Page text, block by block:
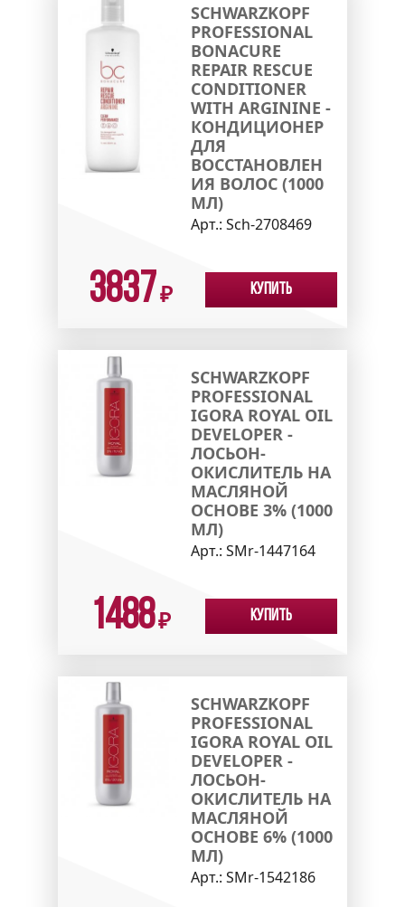
SCHWARZKOPF
PROFESSIONAL
BONACURE
REPAIR RESCUE
CONDITIONER
WITH ARGININE -
КОНДИЦИОНЕР
ДЛЯ
ВОССТАНОВЛЕН
ИЯ ВОЛОС (1000
МЛ)
Арт.: Sch-2708469
3837₽ Купить
SCHWARZKOPF
PROFESSIONAL
IGORA ROYAL OIL
DEVELOPER -
ЛОСЬОН-
ОКИСЛИТЕЛЬ НА
МАСЛЯНОЙ
ОСНОВЕ 3% (1000
МЛ)
Арт.: SMr-1447164
1488₽ Купить
SCHWARZKOPF
PROFESSIONAL
IGORA ROYAL OIL
DEVELOPER -
ЛОСЬОН-
ОКИСЛИТЕЛЬ НА
МАСЛЯНОЙ
ОСНОВЕ 6% (1000
МЛ)
Арт.: SMr-1542186